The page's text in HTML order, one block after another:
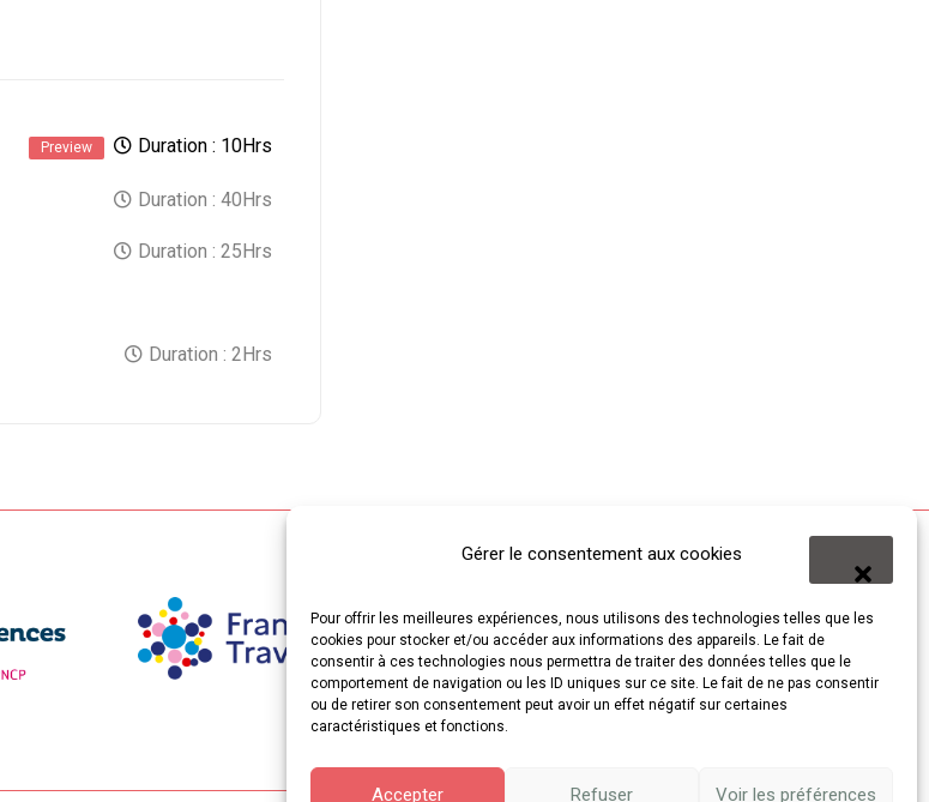
Gérer le consentement aux cookies
Pour offrir les meilleures expériences, nous utilisons des technologies telles que les
cookies pour stocker et/ou accéder aux informations des appareils. Le fait de
consentir à ces technologies nous permettra de traiter des données telles que le
comportement de navigation ou les ID uniques sur ce site. Le fait de ne pas consentir
ou de retirer son consentement peut avoir un effet négatif sur certaines
caractéristiques et fonctions.
Accepter Refuser Voir les préférences
Preview Duration : 10Hrs
Duration : 40Hrs
Duration : 25Hrs
Duration : 2Hrs